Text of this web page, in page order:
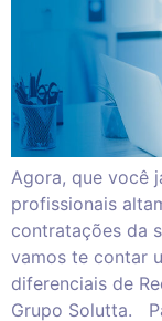
Agora, que você
profissionais
contratações da
vamos te contar
diferenciais de
Grupo Solutta.